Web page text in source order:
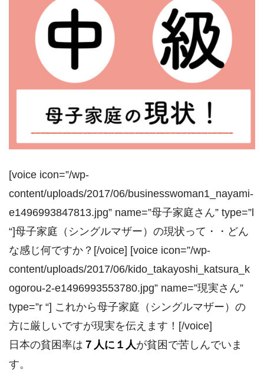
[voice icon=”/wp-
content/uploads/2017/06/businesswoman1_nayami-
e1496993847813.jpg” name=”母子家庭さん” type=”l
“]母子家庭（シングルマザー）の現状って・・どん
な感じ何ですか？[/voice] [voice icon=”/wp-
content/uploads/2017/06/kido_takayoshi_katsura_k
ogorou-2-e1496993553780.jpg” name=”現実さん”
type=”r “] これから母子家庭（シングルマザー）の
方に厳しいですが現実を伝えます！[/voice]
日本の貧困率は ７人に１人が貧困で苦しんでいま
す。